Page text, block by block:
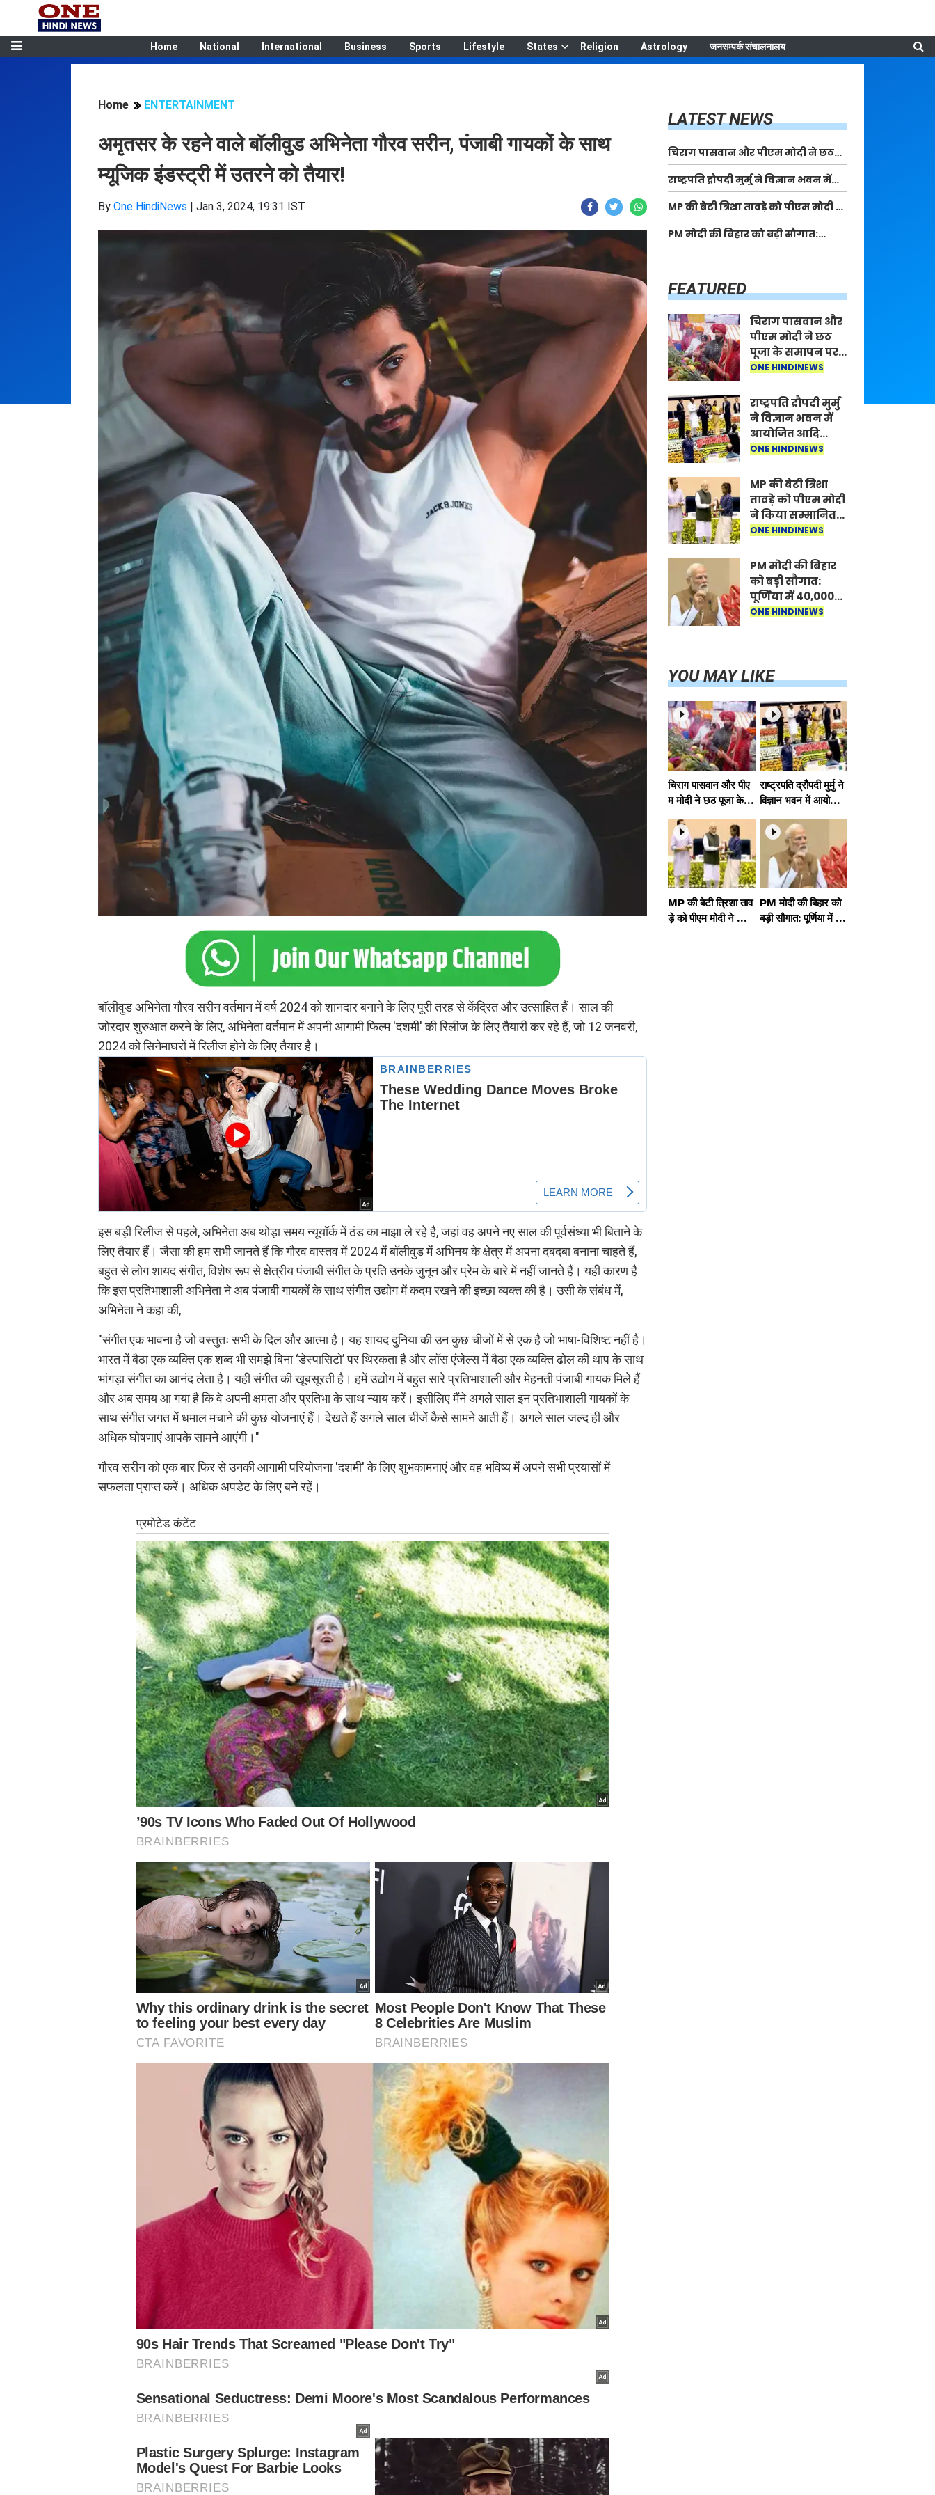
Home National International Business Sports Lifestyle States Religion Astrology जनसम्पर्क संचालनालय
Home ENTERTAINMENT
अमृतसर के रहने वाले बॉलीवुड अभिनेता गौरव सरीन, पंजाबी गायकों के साथ
म्यूजिक इंडस्ट्री में उतरने को तैयार!
By One HindiNews | Jan 3, 2024, 19:31 IST
बॉलीवुड अभिनेता गौरव सरीन वर्तमान में वर्ष 2024 को शानदार बनाने के लिए पूरी तरह से केंद्रित और उत्साहित हैं। साल की
जोरदार शुरुआत करने के लिए, अभिनेता वर्तमान में अपनी आगामी फिल्म 'दशमी' की रिलीज के लिए तैयारी कर रहे हैं, जो 12 जनवरी,
2024 को सिनेमाघरों में रिलीज होने के लिए तैयार है।
इस बड़ी रिलीज से पहले, अभिनेता अब थोड़ा समय न्यूयॉर्क में ठंड का माझा ले रहे है, जहां वह अपने नए साल की पूर्वसंध्या भी बिताने के
लिए तैयार हैं। जैसा की हम सभी जानते हैं कि गौरव वास्तव में 2024 में बॉलीवुड में अभिनय के क्षेत्र में अपना दबदबा बनाना चाहते हैं,
बहुत से लोग शायद संगीत, विशेष रूप से क्षेत्रीय पंजाबी संगीत के प्रति उनके जुनून और प्रेम के बारे में नहीं जानते हैं। यही कारण है
कि इस प्रतिभाशाली अभिनेता ने अब पंजाबी गायकों के साथ संगीत उद्योग में कदम रखने की इच्छा व्यक्त की है। उसी के संबंध में,
अभिनेता ने कहा की,
"संगीत एक भावना है जो वस्तुतः सभी के दिल और आत्मा है। यह शायद दुनिया की उन कुछ चीजों में से एक है जो भाषा-विशिष्ट नहीं है।
भारत में बैठा एक व्यक्ति एक शब्द भी समझे बिना ‘डेस्पासिटो’ पर थिरकता है और लॉस एंजेल्स में बैठा एक व्यक्ति ढोल की थाप के साथ
भांगड़ा संगीत का आनंद लेता है। यही संगीत की खूबसूरती है। हमें उद्योग में बहुत सारे प्रतिभाशाली और मेहनती पंजाबी गायक मिले हैं
और अब समय आ गया है कि वे अपनी क्षमता और प्रतिभा के साथ न्याय करें। इसीलिए मैंने अगले साल इन प्रतिभाशाली गायकों के
साथ संगीत जगत में धमाल मचाने की कुछ योजनाएं हैं। देखते हैं अगले साल चीजें कैसे सामने आती हैं। अगले साल जल्द ही और
अधिक घोषणाएं आपके सामने आएंगी।"
गौरव सरीन को एक बार फिर से उनकी आगामी परियोजना 'दशमी' के लिए शुभकामनाएं और वह भविष्य में अपने सभी प्रयासों में
सफलता प्राप्त करें। अधिक अपडेट के लिए बने रहें।
LATEST NEWS
चिराग पासवान और पीएम मोदी ने छठ
पूजा के समापन पर देशवासियों को दी
शुभकामनाएं, छठी मैया से देश की समृद्धि
की कामना की
राष्ट्रपति द्रौपदी मुर्मु ने विज्ञान भवन में
आयोजित आदि कर्मयोगी अभियान पर
राष्ट्रीय कॉन्क्लेव में मध्यप्रदेश को
सम्मानित किया
MP की बेटी त्रिशा तावड़े को पीएम मोदी ने
किया सम्मानित, राष्ट्रीय स्तर पर लहराया
कौशल विकास का परचम
PM मोदी की बिहार को बड़ी सौगात:
FEATURED
चिराग पासवान और
पीएम मोदी ने छठ
पूजा के समापन पर
देशवासियों को दी
मैया से देश की
समृद्धि की
कामना की
ONE HINDINEWS
राष्ट्रपति द्रौपदी मुर्मु
ने विज्ञान भवन में
आयोजित आदि
कर्मयोगी अभियान
में मध्यप्रदेश को
सम्मानित किया
ONE HINDINEWS
MP की बेटी त्रिशा
तावड़े को पीएम मोदी
ने किया सम्मानित,
राष्ट्रीय स्तर पर
विकास का परचम
ONE HINDINEWS
PM मोदी की बिहार
को बड़ी सौगात:
पूर्णिया में 40,000
करोड़ की विकास
का नया युग शुरू
ONE HINDINEWS
YOU MAY LIKE
चिराग पासवान और पीए
म मोदी ने छठ पूजा के स
मापन पर देशवासियों को
दी शुभकामनाएं, छठी
मैया से देश की समृद्धि की
कामना की
राष्ट्रपति द्रौपदी मुर्मु ने
विज्ञान भवन में आयोजित
आदि कर्मयोगी अभियान
पर राष्ट्रीय कॉन्क्लेव में
मध्यप्रदेश को सम्मानित
किया
MP की बेटी त्रिशा ताव
ड़े को पीएम मोदी ने किया
PM मोदी की बिहार को
बड़ी सौगात: पूर्णिया में 4